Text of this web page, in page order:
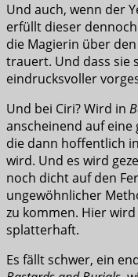
Und auch, wenn der
erfüllt dieser
die Magierin über
trauert. Und dass sie
eindrucksvoller
Und bei Ciri? Wird in
anscheinend auf
die dann hoffentlich
wird. Und es wird
noch dicht auf den
ungewöhnlicher
zu kommen. Hier
splatterhaft.
Es fällt schwer, ein